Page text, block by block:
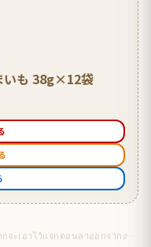
いも 38g×12袋
เมื่อคนญี่ปุ่นคนนี้ปิ๊งไอเดียว่านี่เป็นขนมที่เขาอยากจะเอาไว้แจกตอนลาออกจากงาน 555